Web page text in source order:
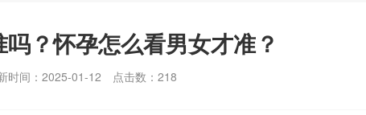
？怀孕怎么看男女才准？
时间：2025-01-12 点击数： 218